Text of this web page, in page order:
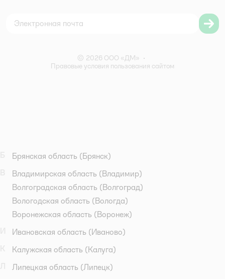
Правила бонусной программы
© 2026 ООО «ДМ» •
Правовые условия пользования сайтом
Брянская область (Брянск)
Владимирская область (Владимир)
Волгоградская область (Волгоград)
Вологодская область (Вологда)
Воронежская область (Воронеж)
Ивановская область (Иваново)
Калужская область (Калуга)
Липецкая область (Липецк)